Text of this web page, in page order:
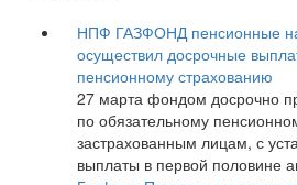
НПФ ГАЗФОНД пенсионные
осуществил досрочные
пенсионному страхованию
27 марта фондом досрочно
по обязательному
застрахованным лицам, с
выплаты в первой половине